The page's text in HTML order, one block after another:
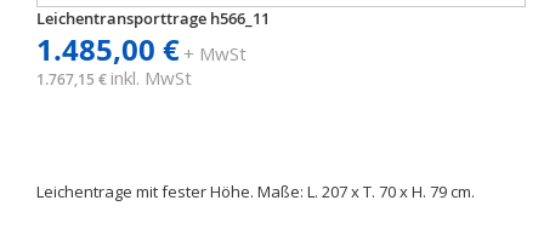
Leichentransporttrage h566_11
1.485,00 €+ MwSt
1.767,15 € inkl. MwSt
Leichentrage mit fester Höhe. Maße: L. 207 x T. 70 x H. 79 cm.